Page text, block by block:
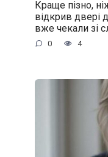
Краще пізно,
відкрив двері
вже чекали зі
0 4